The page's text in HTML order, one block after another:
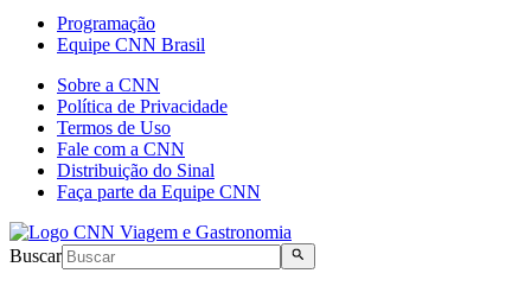
Programação
Equipe CNN Brasil
Sobre a CNN
Política de Privacidade
Termos de Uso
Fale com a CNN
Distribuição do Sinal
Faça parte da Equipe CNN
Buscar